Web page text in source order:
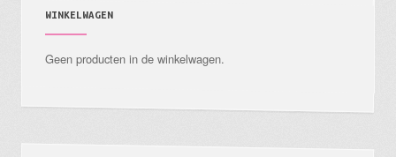
WINKELWAGEN
Geen producten in de winkelwagen.